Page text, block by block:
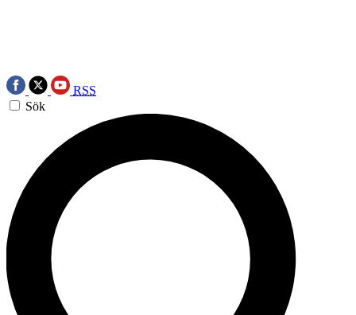
RSS
Sök